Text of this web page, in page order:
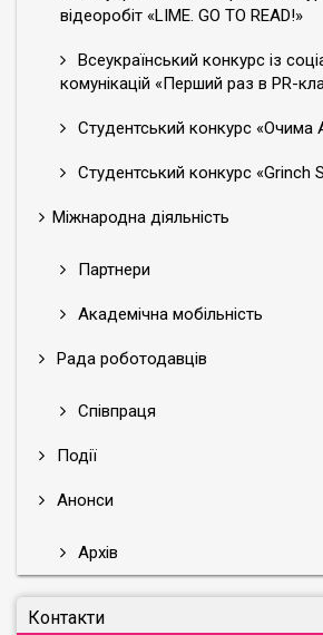
відеоробіт «LIME. GO TO READ!»
Всеукраїнський конкурс із
комунікацій «Перший раз в PR-
Студентський конкурс «Очима
Студентський конкурс «Grinch
Міжнародна діяльність
Партнери
Академічна мобільність
Рада роботодавців
Співпраця
Події
Анонси
Архів
Контакти